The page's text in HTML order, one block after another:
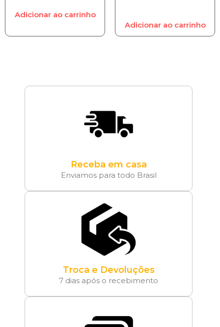
Adicionar ao carrinho
Adicionar ao carrinho
Receba em casa
Enviamos para todo Brasil
Troca e Devoluções
7 dias após o recebimento